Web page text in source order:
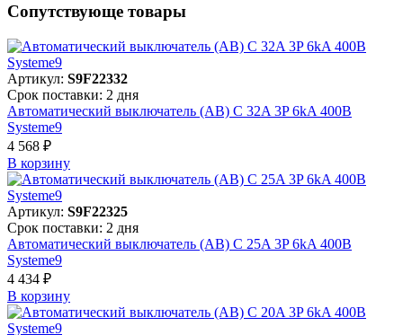
Сопутствующе товары
Артикул: S9F22332
Срок поставки: 2 дня
Автоматический выключатель (АВ) C 32A 3P 6kA 400В
Systeme9
4 568 ₽
В корзинy
Артикул: S9F22325
Срок поставки: 2 дня
Автоматический выключатель (АВ) C 25A 3P 6kA 400В
Systeme9
4 434 ₽
В корзинy